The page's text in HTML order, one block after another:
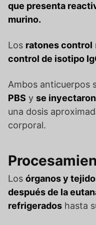
que presenta
murino.
Los ratones control
control de isotipo
Ambos anticuerpos
PBS y se inyectaron
una dosis
corporal.
Los órganos y
después de la
refrigerados hasta